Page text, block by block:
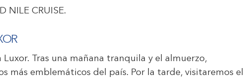
NILE CRUISE.
Tras una mañana tranquila y el almuerzo,
más emblemáticos del país. Por la tarde, visitaremos el